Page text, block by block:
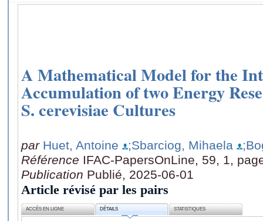
A Mathematical Model for the
Accumulation of two Energy
S. cerevisiae Cultures
par Huet, Antoine ;Sbarciog, Mihaela
Référence IFAC-PapersOnLine, 59, 1,
Publication Publié, 2025-06-01
Article révisé par les pairs
ACCÈS EN LIGNE DÉTAILS STATISTIQUES